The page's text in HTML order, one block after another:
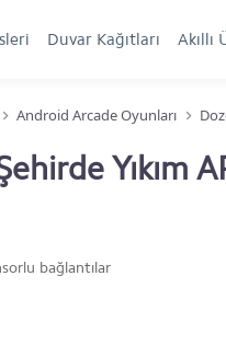
Duvar Kağıtları Akıllı
Android Arcade Oyunları
Yıkım
bağlantılar